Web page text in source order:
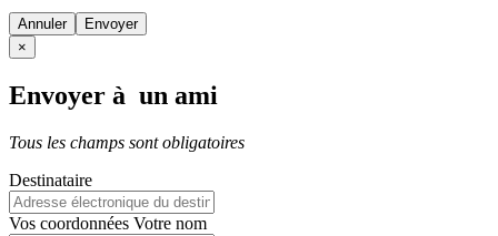
Annuler
×
Envoyer à un ami
Tous les champs sont obligatoires
Destinataire
Vos coordonnées Votre nom